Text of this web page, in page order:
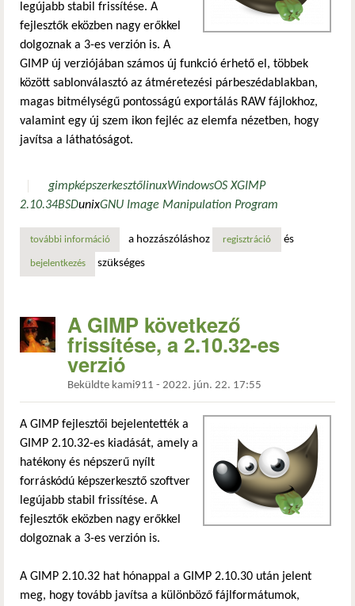
legújabb stabil frissítése. A
fejlesztők eközben nagy erőkkel
dolgoznak a 3-es verzión is. A
GIMP új verziójában számos új funkció érhető el, többek
között sablonválasztó az átméretezési párbeszédablakban,
magas bitmélységű pontosságú exportálás RAW fájlokhoz,
valamint egy új szem ikon fejléc az elemfa nézetben, hogy
javítsa a láthatóságot.
gimpképszerkesztőlinuxWindowsOS XGIMP
2.10.34BSDunixGNU Image Manipulation Program
további információa gimp következő frissítése, a 2.10.34-es verzió
a hozzászóláshoz regisztráció és
bejelentkezés szükséges
A GIMP következő
frissítése, a 2.10.32-es
verzió
Beküldte kami911 - 2022. jún. 22. 17:55
A GIMP fejlesztői bejelentették a
GIMP 2.10.32-es kiadását, amely a
hatékony és népszerű nyílt
forráskódú képszerkesztő szoftver
legújabb stabil frissítése. A
fejlesztők eközben nagy erőkkel
dolgoznak a 3-es verzión is.
A GIMP 2.10.32 hat hónappal a GIMP 2.10.30 után jelent
meg, hogy tovább javítsa a különböző fájlformátumok,